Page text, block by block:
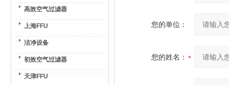
高效空气过滤器
上海FFU
洁净设备
初效空气过滤器
天津FFU
您的单位：
您的姓名：